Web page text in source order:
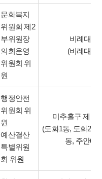
문화복지
위원회 제2
부위원장
의회운영
위원회 위
원
비례대표
(비례대표)
행정안전
위원회 위
원
예산결산
특별위원
회 위원
미추홀구 제1
(도화1동, 도화2·3
동, 주안6동